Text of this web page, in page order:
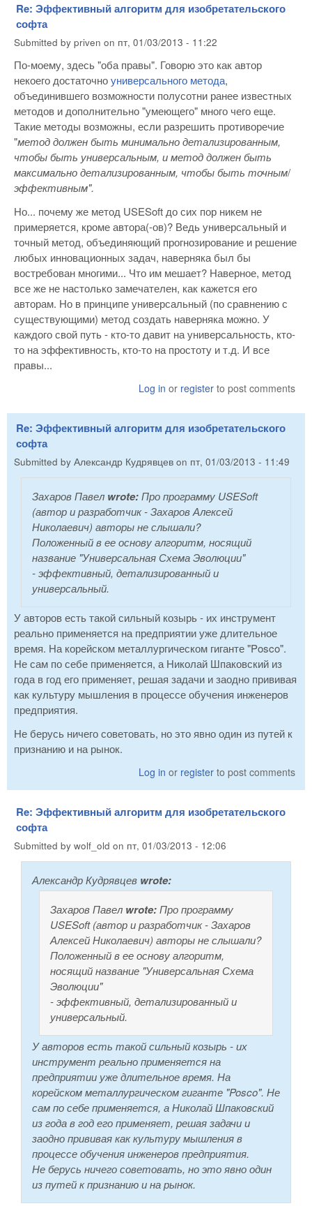
Re: Эффективный алгоритм для изобретательского
софта
Submitted by priven on пт, 01/03/2013 - 11:22
По-моему, здесь "оба правы". Говорю это как автор
некоего достаточноуниверсального метода,
объединившего возможности полусотни ранее известных
методов и дополнительно "умеющего" много чего еще.
Такие методы возможны, если разрешить противоречие
"метод должен быть минимально детализированным,
чтобы быть универсальным, и метод должен быть
максимально детализированным, чтобы быть точным/
эффективным".
Но... почему же метод USESoft до сих пор никем не
примеряется, кроме автора(-ов)? Ведь универсальный и
точный метод, объединяющий прогнозирование и решение
любых инновационных задач, наверняка был бы
востребован многими... Что им мешает? Наверное, метод
все же не настолько замечателен, как кажется его
авторам. Но в принципе универсальный (по сравнению с
существующими) метод создать наверняка можно. У
каждого свой путь - кто-то давит на универсальность, кто-
то на эффективность, кто-то на простоту и т.д. И все
правы...
Log in or register to post comments
Re: Эффективный алгоритм для изобретательского
софта
Submitted by Александр Кудрявцев on пт, 01/03/2013 - 11:49
Захаров Павел wrote:Про программу USESoft
(автор и разработчик - Захаров Алексей
Николаевич) авторы не слышали?
Положенный в ее основу алгоритм, носящий
название "Универсальная Схема Эволюции"
- эффективный, детализированный и
универсальный.
У авторов есть такой сильный козырь - их инструмент
реально применяется на предприятии уже длительное
время. На корейском металлургическом гиганте "Posco".
Не сам по себе применяется, а Николай Шпаковский из
года в год его применяет, решая задачи и заодно прививая
как культуру мышления в процессе обучения инженеров
предприятия.
Не берусь ничего советовать, но это явно один из путей к
признанию и на рынок.
Log in or register to post comments
Re: Эффективный алгоритм для изобретательского
софта
Submitted by wolf_old on пт, 01/03/2013 - 12:06
Александр Кудрявцев wrote:
Захаров Павел wrote:Про программу
USESoft (автор и разработчик - Захаров
Алексей Николаевич) авторы не слышали?
Положенный в ее основу алгоритм,
носящий название "Универсальная Схема
Эволюции"
- эффективный, детализированный и
универсальный.
У авторов есть такой сильный козырь - их
инструмент реально применяется на
предприятии уже длительное время. На
корейском металлургическом гиганте "Posco". Не
сам по себе применяется, а Николай Шпаковский
из года в год его применяет, решая задачи и
заодно прививая как культуру мышления в
процессе обучения инженеров предприятия.
Не берусь ничего советовать, но это явно один
из путей к признанию и на рынок.